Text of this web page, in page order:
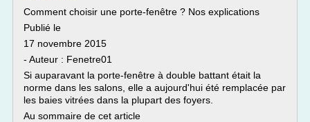
Comment choisir une porte-fenêtre ? Nos explications
Publié le
17 novembre 2015
- Auteur : Fenetre01
Si auparavant la porte-fenêtre à double battant était la
norme dans les salons, elle a aujourd'hui été remplacée par
les baies vitrées dans la plupart des foyers.
Au sommaire de cet article